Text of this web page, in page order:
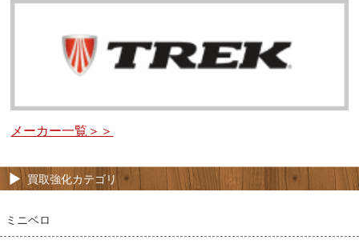
メーカー一覧＞＞
買取強化カテゴリ
ミニベロ